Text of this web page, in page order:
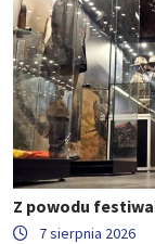
Z powodu
7 sierpnia 2026